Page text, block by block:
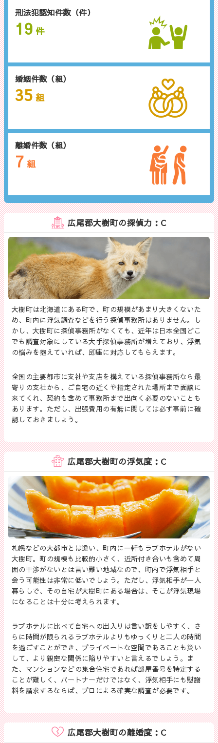
刑法犯認知件数（件）
19 件
離婚件数（組）
7 組
婚姻件数（組）
35 組
広尾郡大樹町の探偵力：C
大樹町は北海道にある町で、町の規模があまり大きくないた
め、町内に浮気調査などを行う探偵事務所はありません。し
かし、大樹町に探偵事務所がなくても、近年は日本全国どこ
でも調査対象にしている大手探偵事務所が増えており、浮気
の悩みを抱えていれば、即座に対応してもらえます。
全国の主要都市に支社や支店を構えている探偵事務所なら最
寄りの支社から、ご自宅の近くや指定された場所まで面談に
来てくれ、契約も含めて事務所まで出向く必要のないことも
あります。ただし、出張費用の有無に関しては必ず事前に確
認しておきましょう。
広尾郡大樹町の浮気度：C
札幌などの大都市とは違い、町内に一軒もラブホテルがない
大樹町。町の規模も比較的小さく、近所付き合いも含めて周
囲の干渉がないとは言い難い地域なので、町内で浮気相手と
会う可能性は非常に低いでしょう。ただし、浮気相手が一人
暮らしで、その自宅が大樹町にある場合は、そこが浮気現場
になることは十分に考えられます。
ラブホテルに比べて自宅への出入りは言い訳をしやすく、さ
らに時間が限られるラブホテルよりもゆっくりと二人の時間
を過ごすことができ、プライベートな空間であることも災い
して、より親密な関係に陥りやすいと言えるでしょう。ま
た、マンションなどの集合住宅であれば部屋番号を特定する
ことが難しく、パートナーだけではなく、浮気相手にも慰謝
料を請求するならば、プロによる確実な調査が必要です。
広尾郡大樹町の離婚度：C